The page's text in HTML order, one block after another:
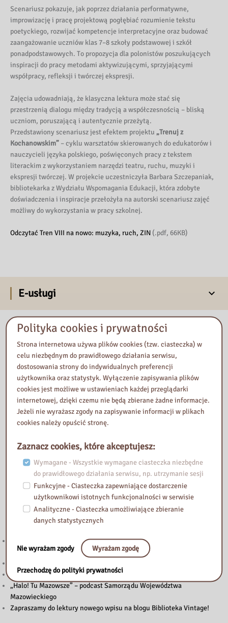
Scenariusz pokazuje, jak poprzez działania performatywne,
improwizację i pracę projektową pogłębiać rozumienie tekstu
poetyckiego, rozwijać kompetencje interpretacyjne oraz budować
zaangażowanie uczniów klas 7–8 szkoły podstawowej i szkół
ponadpodstawowych. To propozycja dla polonistów poszukujących
inspiracji do pracy metodami aktywizującymi, sprzyjającymi
współpracy, refleksji i twórczej ekspresji.
Zajęcia udowadniają, że klasyczna lektura może stać się
przestrzenią dialogu między tradycją a współczesnością – bliską
uczniom, poruszającą i autentycznie przeżytą.
Przedstawiony scenariusz jest efektem projektu „Trenuj z
Kochanowskim” – cyklu warsztatów skierowanych do edukatorów i
nauczycieli języka polskiego, poświęconych pracy z tekstem
literackim z wykorzystaniem narzędzi teatru, ruchu, muzyki i
ekspresji twórczej. W projekcie uczestniczyła Barbara Szczepaniak,
bibliotekarka z Wydziału Wspomagania Edukacji, która zdobyte
doświadczenia i inspiracje przełożyła na autorski scenariusz zajęć
możliwy do wykorzystania w pracy szkolnej.
Odczytać Tren VIII na nowo: muzyka, ruch, ZIN (.pdf, 66KB)
E-usługi
Nasza biblioteka
Przeczytaj
221. Kierunek STEAM: rozwój strefy multimedialnej w Bibliotece
Pedagogicznej w Żyrardowie
Nowy wpis na blogu „Biblioteka Vintage”
„Halo! Tu Mazowsze” – podcast Samorządu Województwa
Mazowieckiego
Zapraszamy do lektury nowego wpisu na blogu Biblioteka Vintage!
Polityka cookies i prywatności
Strona internetowa używa plików cookies (tzw. ciasteczka) w
celu niezbędnym do prawidłowego działania serwisu,
dostosowania strony do indywidualnych preferencji
użytkownika oraz statystyk. Wyłączenie zapisywania plików
cookies jest możliwe w ustawieniach każdej przeglądarki
internetowej, dzięki czemu nie będą zbierane żadne informacje.
Jeżeli nie wyrażasz zgody na zapisywanie informacji w plikach
cookies należy opuścić stronę.
Zaznacz cookies, które akceptujesz:
Wymagane - Wszystkie wymagane ciasteczka niezbędne
do prawidłowego działania serwisu, np. utrzymanie sesji
Funkcyjne - Ciasteczka zapewniające dostarczenie
użytkownikowi istotnych funkcjonalności w serwisie
Analityczne - Ciasteczka umożliwiające zbieranie
danych statystycznych
Nie wyrażam zgody Wyrażam zgodę
Przechodzę do polityki prywatności